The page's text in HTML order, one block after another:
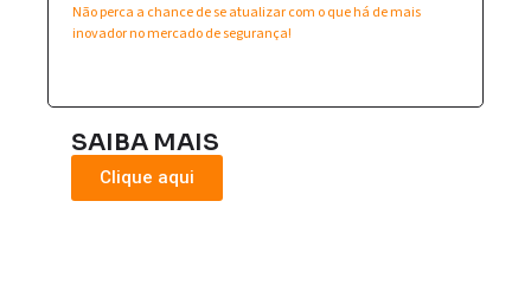
Não perca a chance de se atualizar com o que há de mais
inovador no mercado de segurança!
SAIBA MAIS
Clique aqui